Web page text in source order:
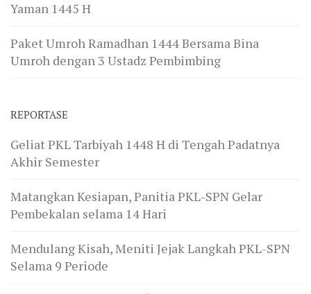
Yaman 1445 H
Paket Umroh Ramadhan 1444 Bersama Bina
Umroh dengan 3 Ustadz Pembimbing
REPORTASE
Geliat PKL Tarbiyah 1448 H di Tengah Padatnya
Akhir Semester
Matangkan Kesiapan, Panitia PKL-SPN Gelar
Pembekalan selama 14 Hari
Mendulang Kisah, Meniti Jejak Langkah PKL-SPN
Selama 9 Periode